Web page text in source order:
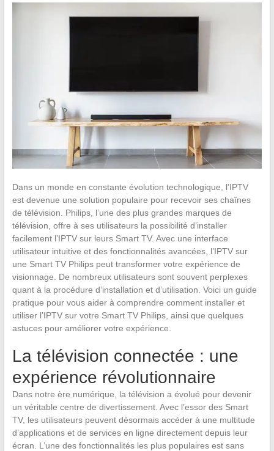
Dans un monde en constante évolution technologique, l’IPTV
est devenue une solution populaire pour recevoir ses chaînes
de télévision. Philips, l’une des plus grandes marques de
télévision, offre à ses utilisateurs la possibilité d’installer
facilement l’IPTV sur leurs Smart TV. Avec une interface
utilisateur intuitive et des fonctionnalités avancées, l’IPTV sur
une Smart TV Philips peut transformer votre expérience de
visionnage. De nombreux utilisateurs sont souvent perplexes
quant à la procédure d’installation et d’utilisation. Voici un guide
pratique pour vous aider à comprendre comment installer et
utiliser l’IPTV sur votre Smart TV Philips, ainsi que quelques
astuces pour améliorer votre expérience.
La télévision connectée : une
expérience révolutionnaire
Dans notre ère numérique, la télévision a évolué pour devenir
un véritable centre de divertissement. Avec l’essor des Smart
TV, les utilisateurs peuvent désormais accéder à une multitude
d’applications et de services en ligne directement depuis leur
écran. L’une des fonctionnalités les plus populaires est sans